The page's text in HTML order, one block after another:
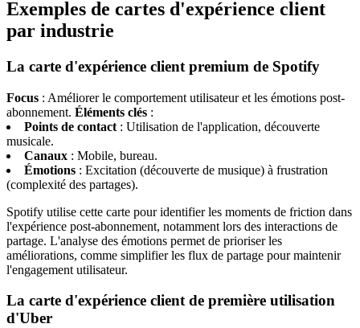
Exemples de cartes d'expérience client
par industrie
La carte d'expérience client premium de Spotify
Focus : Améliorer le comportement utilisateur et les émotions post-
abonnement. Éléments clés :
Points de contact : Utilisation de l'application, découverte
musicale.
Canaux : Mobile, bureau.
Émotions : Excitation (découverte de musique) à frustration
(complexité des partages).
Spotify utilise cette carte pour identifier les moments de friction dans
l'expérience post-abonnement, notamment lors des interactions de
partage. L'analyse des émotions permet de prioriser les
améliorations, comme simplifier les flux de partage pour maintenir
l'engagement utilisateur.
La carte d'expérience client de première utilisation
d'Uber